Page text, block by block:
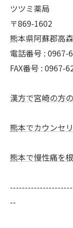
ツツミ薬局
〒869-1602
熊本県阿蘇郡高
電話番号 : 0967-
FAX番号 : 0967-
漢方で宮崎の方
熊本でカウンセ
熊本で慢性痛を
--